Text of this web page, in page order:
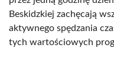
Beskidzkiej zachęcają
aktywnego spędzania
tych wartościowych